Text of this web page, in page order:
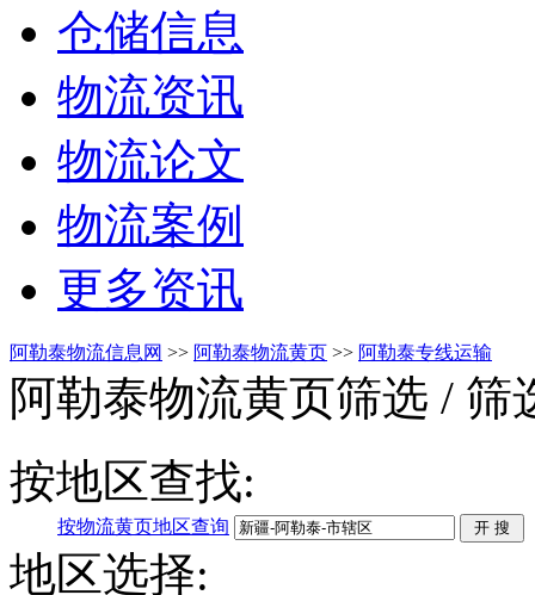
仓储信息
物流资讯
物流论文
物流案例
更多资讯
阿勒泰物流信息网 >> 阿勒泰物流黄页 >> 阿勒泰专线运输
阿勒泰物流黄页筛选 / 筛
按地区查找:
按物流黄页地区查询
地区选择: